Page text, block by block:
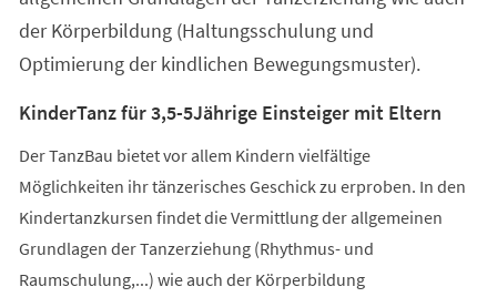
der Körperbildung (Haltungsschulung und
Optimierung der kindlichen Bewegungsmuster).
KinderTanz für 3,5-5Jährige Einsteiger mit Eltern
Der TanzBau bietet vor allem Kindern vielfältige
Möglichkeiten ihr tänzerisches Geschick zu erproben. In den
Kindertanzkursen findet die Vermittlung der allgemeinen
Grundlagen der Tanzerziehung (Rhythmus- und
Raumschulung,...) wie auch der Körperbildung